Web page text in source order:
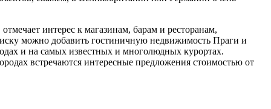
отмечает интерес к магазинам, барам и ресторанам,
можно добавить гостиничную недвижимость Праги и
и на самых известных и многолюдных курортах.
встречаются интересные предложения стоимостью от